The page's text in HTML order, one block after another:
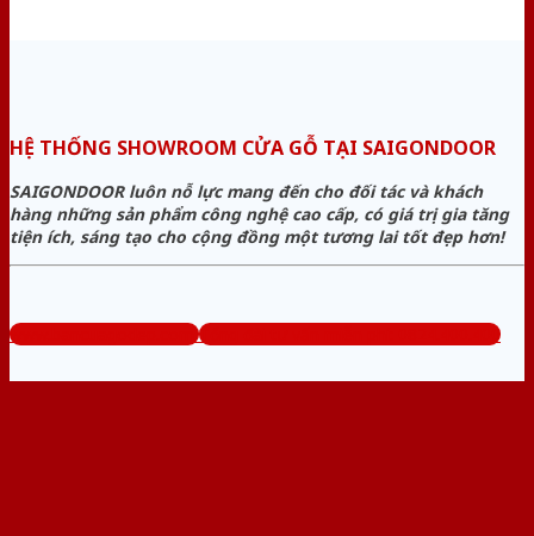
HỆ THỐNG SHOWROOM CỬA GỖ TẠI SAIGONDOOR
SAIGONDOOR luôn nỗ lực mang đến cho đối tác và khách
hàng những sản phẩm công nghệ cao cấp, có giá trị gia tăng
tiện ích, sáng tạo cho cộng đồng một tương lai tốt đẹp hơn!
www.bancuagodep.com Tổng đài tư vấn miễn phí: 0824.400.400